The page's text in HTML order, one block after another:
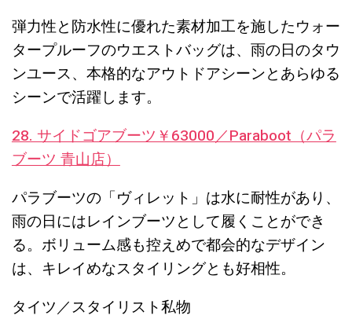
弾力性と防水性に優れた素材加工を施したウォー
タープルーフのウエストバッグは、雨の日のタウ
ンユース、本格的なアウトドアシーンとあらゆる
シーンで活躍します。
28. サイドゴアブーツ￥63000／Paraboot（パラ
ブーツ 青山店）
パラブーツの「ヴィレット」は水に耐性があり、
雨の日にはレインブーツとして履くことができ
る。ボリューム感も控えめで都会的なデザイン
は、キレイめなスタイリングとも好相性。
タイツ／スタイリスト私物